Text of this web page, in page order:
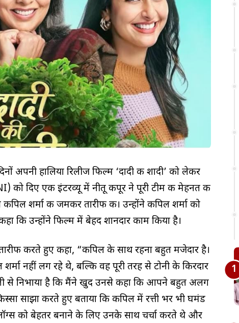
अपनी हालिया रिलीज फिल्म ‘दादी की शादी’ को लेकर
को दिए एक इंटरव्यू में नीतू कपूर ने पूरी टीम की मेहनत की
शर्मा की जमकर तारीफ की। उन्होंने कपिल शर्मा को
उन्होंने फिल्म में बेहद शानदार काम किया है।
करते हुए कहा, “कपिल के साथ रहना बहुत मजेदार है।
नहीं लग रहे थे, बल्कि वह पूरी तरह से टोनी के किरदार
से निभाया है कि मैंने खुद उनसे कहा कि आपने बहुत अलग
साझा करते हुए बताया कि कपिल में रत्ती भर भी घमंड
को बेहतर बनाने के लिए उनके साथ चर्चा करते थे और